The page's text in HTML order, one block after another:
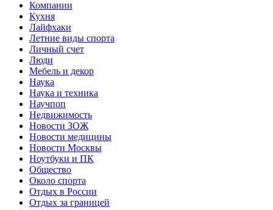
Компании
Кухня
Лайфхаки
Летние виды спорта
Личный счет
Люди
Мебель и декор
Наука
Наука и техника
Научпоп
Недвижимость
Новости ЗОЖ
Новости медицины
Новости Москвы
Ноутбуки и ПК
Общество
Около спорта
Отдых в России
Отдых за границей